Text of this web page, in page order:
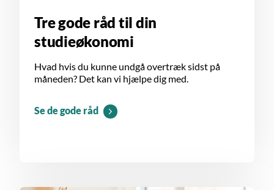
Tre gode råd til din
studieøkonomi
Hvad hvis du kunne undgå overtræk sidst på
måneden? Det kan vi hjælpe dig med.
Se de gode råd